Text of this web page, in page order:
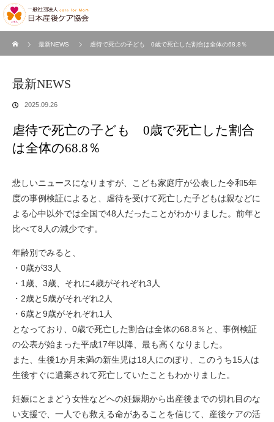
最新NEWS
虐待で死亡の子ども 0歳で死亡した割合は全体の68.8％
最新NEWS
2025.09.26
虐待で死亡の子ども 0歳で死亡した割合
は全体の68.8％
悲しいニュースになりますが、こども家庭庁が公表した令和5年
度の事例検証によると、虐待を受けて死亡した子どもは親などに
よる心中以外では全国で48人だったことがわかりました。前年と
比べて8人の減少です。
年齢別でみると、
・0歳が33人
・1歳、3歳、それに4歳がそれぞれ3人
・2歳と5歳がそれぞれ2人
・6歳と9歳がそれぞれ1人
となっており、0歳で死亡した割合は全体の68.8％と、事例検証
の公表が始まった平成17年以降、最も高くなりました。
また、生後1か月未満の新生児は18人にのぼり、このうち15人は
生後すぐに遺棄されて死亡していたこともわかりました。
妊娠にとまどう女性などへの妊娠期から出産後までの切れ目のな
い支援で、一人でも救える命があることを信じて、産後ケアの活